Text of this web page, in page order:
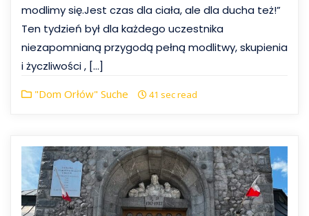
modlimy się.Jest czas dla ciała, ale dla ducha też!”
Ten tydzień był dla każdego uczestnika
niezapomnianą przygodą pełną modlitwy, skupienia
i życzliwości , […]
"Dom Orłów" Suche 41 sec read